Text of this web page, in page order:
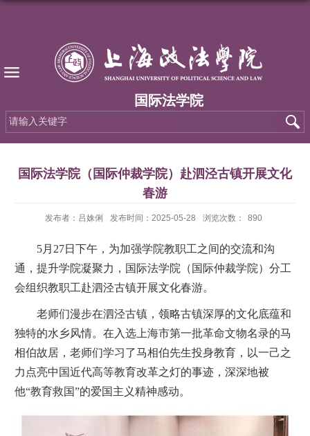
国际法学院
国际法学院（国际仲裁学院）赴泗泾古镇开展文化
春游
发布者：吕姝俐 发布时间：2025-05-28 浏览次数： 890
5月27日下午，为加强学院教职工之间的交流和沟
通，提升学院凝聚力，国际法学院（国际仲裁学院）分工
会组织教职工赴泗泾古镇开展文化春游。
老师们漫步在泗泾古镇，领略古镇深厚的文化底蕴和
独特的水乡风情。在入选上海市第一批革命文物名录的马
相伯故居，老师们学习了马相伯先生投身教育，以一己之
力点亮中国近代高等教育改革之灯的事迹，深深地被
他“教育救国”的爱国主义精神感动。